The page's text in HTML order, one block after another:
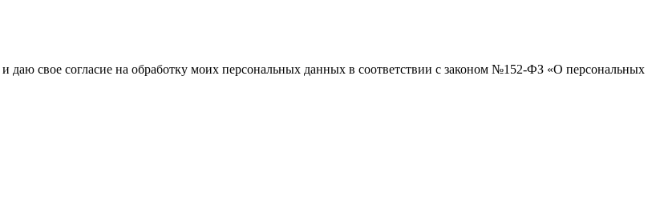
и даю свое согласие на обработку моих персональных данных в соответствии с законом №152-ФЗ «О персональных